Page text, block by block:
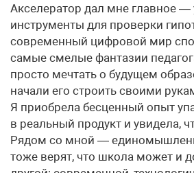
Акселератор дал мне главное —
инструменты для проверки
современный цифровой мир
самые смелые фантазии
просто мечтать о будущем
начали его строить своими
Я приобрела бесценный опыт
в реальный продукт и увидела,
Рядом со мной —
тоже верят, что школа может и